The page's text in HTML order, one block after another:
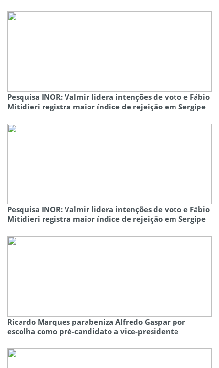
Pesquisa INOR: Valmir lidera intenções de voto e Fábio
Mitidieri registra maior índice de rejeição em Sergipe
Pesquisa INOR: Valmir lidera intenções de voto e Fábio
Mitidieri registra maior índice de rejeição em Sergipe
Ricardo Marques parabeniza Alfredo Gaspar por
escolha como pré-candidato a vice-presidente